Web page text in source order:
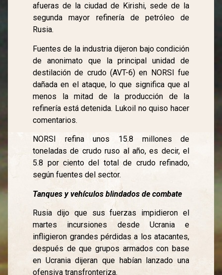
afueras de la ciudad de Kirishi, sede de la
segunda mayor refinería de petróleo de
Rusia.
Fuentes de la industria dijeron bajo condición
de anonimato que la principal unidad de
destilación de crudo (AVT-6) en NORSI fue
dañada en el ataque, lo que significa que al
menos la mitad de la producción de la
refinería está detenida. Lukoil no quiso hacer
comentarios.
NORSI refina unos 15.8 millones de
toneladas de crudo ruso al año, es decir, el
5.8 por ciento del total de crudo refinado,
según fuentes del sector.
Tanques y vehículos blindados de combate
Rusia dijo que sus fuerzas impidieron el
martes incursiones desde Ucrania e
infligieron grandes pérdidas a los atacantes,
después de que grupos armados con base
en Ucrania dijeran que habían lanzado una
ofensiva transfronteriza.